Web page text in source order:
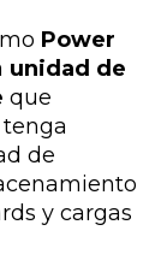
Power
unidad de
que
de
y cargas